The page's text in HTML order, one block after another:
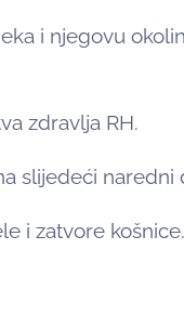
i njegovu
zdravlja RH.
slijedeći naredni
i zatvore košnice.